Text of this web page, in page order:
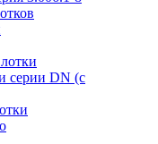
серии DN (с